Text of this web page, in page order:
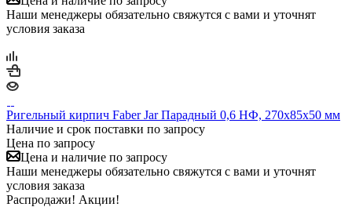
Наши менеджеры обязательно свяжутся с вами и уточнят
условия заказа
Ригельный кирпич Faber Jar Парадный 0,6 НФ, 270х85х50 мм
Наличие и срок поставки по запросу
Цена по запросу
Цена и наличие по запросу
Наши менеджеры обязательно свяжутся с вами и уточнят
условия заказа
Распродажи! Акции!